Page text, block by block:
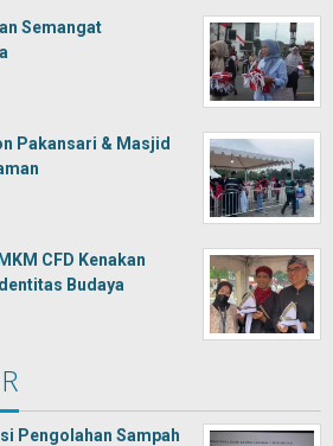
Semangat
Pakansari & Masjid
CFD Kenakan
Budaya
Pengolahan Sampah